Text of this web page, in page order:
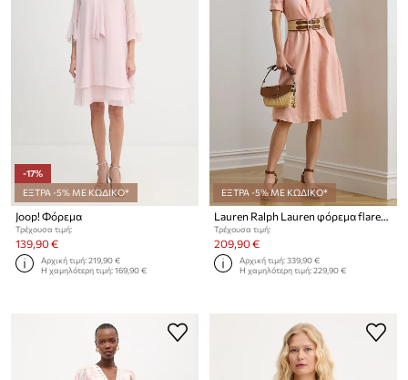
-17%
ΕΞΤΡΑ -5% ΜΕ ΚΩΔΙΚΟ*
Joop! Φόρεμα
Τρέχουσα τιμή:
139,90 €
Αρχική τιμή:219,90 €
Η χαμηλότερη τιμή:169,90 €
ΕΞΤΡΑ -5% ΜΕ ΚΩΔΙΚΟ*
Lauren Ralph Lauren φόρεμα flared λινό
Τρέχουσα τιμή:
209,90 €
Αρχική τιμή:339,90 €
Η χαμηλότερη τιμή:229,90 €